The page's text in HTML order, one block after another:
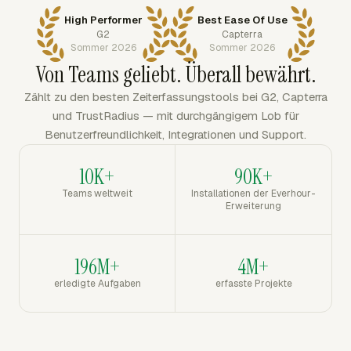
High Performer
G2
Sommer 2026
Best Ease Of Use
Capterra
Sommer 2026
Von Teams geliebt. Überall bewährt.
Zählt zu den besten Zeiterfassungstools bei G2, Capterra
und TrustRadius — mit durchgängigem Lob für
Benutzerfreundlichkeit, Integrationen und Support.
10K+
Teams weltweit
90K+
Installationen der Everhour-
Erweiterung
196M+
erledigte Aufgaben
4M+
erfasste Projekte